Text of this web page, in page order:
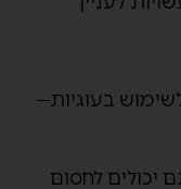
בעוגיות—
(גרסה 10) אתם יכולים לחסום